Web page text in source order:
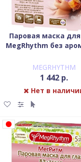
Паровая маска для
MegRhythm без
MEGRHYTHM
1 442 р.
Нет в